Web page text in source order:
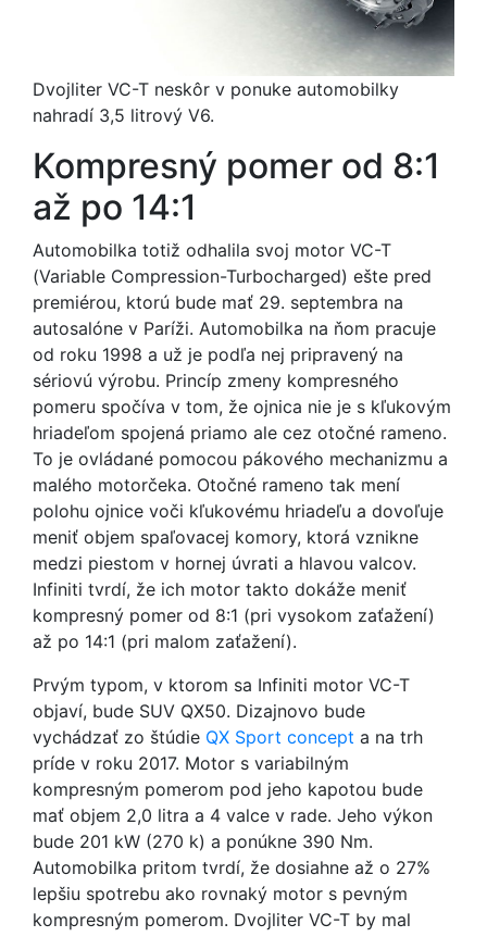
Dvojliter VC-T neskôr v ponuke automobilky
nahradí 3,5 litrový V6.
Kompresný pomer od 8:1
až po 14:1
Automobilka totiž odhalila svoj motor VC-T
(Variable Compression-Turbocharged) ešte pred
premiérou, ktorú bude mať 29. septembra na
autosalóne v Paríži. Automobilka na ňom pracuje
od roku 1998 a už je podľa nej pripravený na
sériovú výrobu. Princíp zmeny kompresného
pomeru spočíva v tom, že ojnica nie je s kľukovým
hriadeľom spojená priamo ale cez otočné rameno.
To je ovládané pomocou pákového mechanizmu a
malého motorčeka. Otočné rameno tak mení
polohu ojnice voči kľukovému hriadeľu a dovoľuje
meniť objem spaľovacej komory, ktorá vznikne
medzi piestom v hornej úvrati a hlavou valcov.
Infiniti tvrdí, že ich motor takto dokáže meniť
kompresný pomer od 8:1 (pri vysokom zaťažení)
až po 14:1 (pri malom zaťažení).
Prvým typom, v ktorom sa Infiniti motor VC-T
objaví, bude SUV QX50. Dizajnovo bude
vychádzať zo štúdie QX Sport concept a na trh
príde v roku 2017. Motor s variabilným
kompresným pomerom pod jeho kapotou bude
mať objem 2,0 litra a 4 valce v rade. Jeho výkon
bude 201 kW (270 k) a ponúkne 390 Nm.
Automobilka pritom tvrdí, že dosiahne až o 27%
lepšiu spotrebu ako rovnaký motor s pevným
kompresným pomerom. Dvojliter VC-T by mal